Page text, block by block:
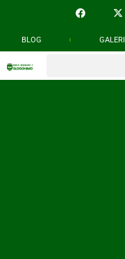
BLOG GALERI